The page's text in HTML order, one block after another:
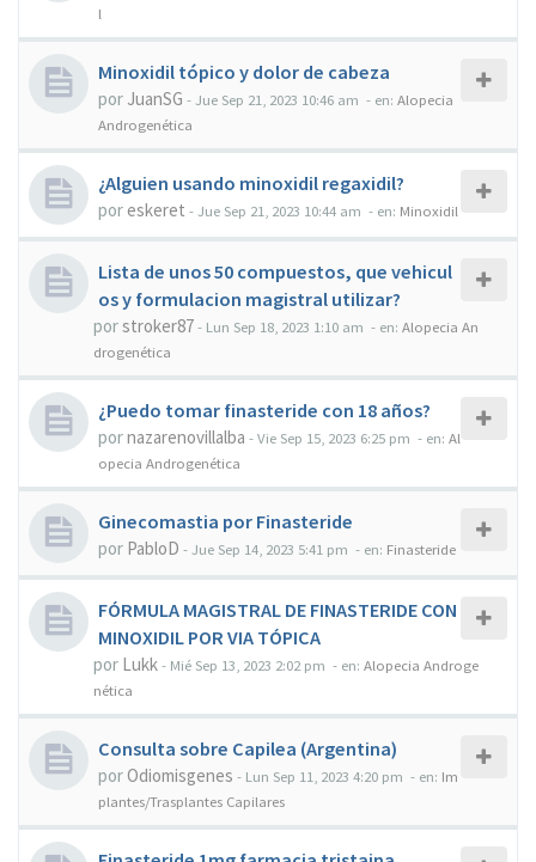
l
Minoxidil tópico y dolor de cabeza
por JuanSG -Jue Sep 21, 2023 10:46 am - en: Alopecia
Androgenética
¿Alguien usando minoxidil regaxidil?
por eskeret -Jue Sep 21, 2023 10:44 am - en: Minoxidil
Lista de unos 50 compuestos, que vehicul
os y formulacion magistral utilizar?
porstroker87- Lun Sep 18, 2023 1:10 am - en: Alopecia An
drogenética
¿Puedo tomar finasteride con 18 años?
pornazarenovillalba -Vie Sep 15, 2023 6:25 pm - en: Al
opecia Androgenética
Ginecomastia por Finasteride
por PabloD -Jue Sep 14, 2023 5:41 pm - en: Finasteride
FÓRMULA MAGISTRAL DE FINASTERIDE CON
MINOXIDIL POR VIA TÓPICA
por Lukk- Mié Sep 13, 2023 2:02 pm - en: Alopecia Androge
nética
Consulta sobre Capilea (Argentina)
por Odiomisgenes - Lun Sep 11, 2023 4:20 pm - en: Im
plantes/Trasplantes Capilares